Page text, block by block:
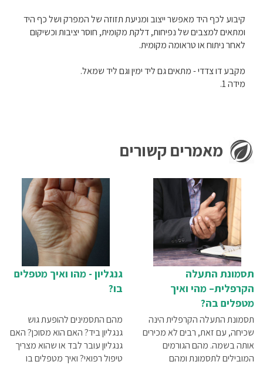
קיבוע לכף היד מאפשר ייצוב ומניעת תזוזה של המפרק ושל כף היד
ומתאים למצבים של נפיחות, דלקת מקומית, חוסר יציבות וכשיקום
לאחר ניתוח או טראומה מקומית.
מקבע דו צדדי - מתאים גם ליד ימין וגם ליד שמאל.
מידה 1.
מאמרים קשורים
תסמונת התעלה
הקרפלית– מהי ואיך
מטפלים בה?
תסמונת התעלה הקרפלית הינה
שכיחה, עם זאת, רבים לא מכירים
אותה בשמה. מהם הגורמים
המובילים לתסמונת ומהם
גנגליון - מהו ואיך מטפלים
בו?
מהם התסמינים להופעת גוש
גנגליון ביד? האם הוא מסוכן? האם
גנגליון עובר לבד או שהוא מצריך
טיפול רפואי? ואיך מטפלים בו